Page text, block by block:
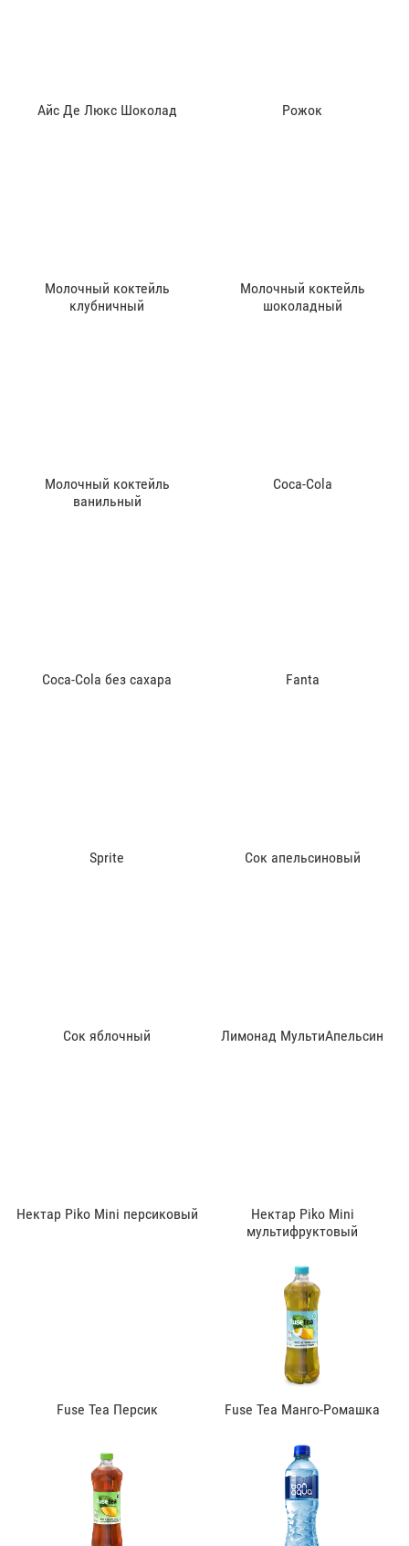
Айс Де Люкс Шоколад Рожок
Молочный коктейль
клубничный
Молочный коктейль
шоколадный
Молочный коктейль
ванильный
Coca-Cola
Coca-Cola без сахара Fanta
Sprite Сок апельсиновый
Сок яблочный Лимонад МультиАпельсин
Нектар Piko Mini персиковый
Нектар Piko Mini
мультифруктовый
Fuse Tea Персик Fuse Tea Манго-Ромашка